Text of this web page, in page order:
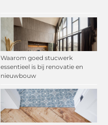
Waarom goed stucwerk
essentieel is bij renovatie en
nieuwbouw